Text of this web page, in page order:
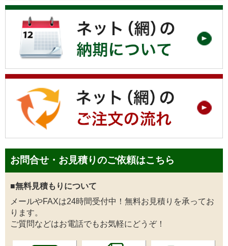
お問合せ・お見積りのご依頼はこちら
■無料見積もりについて
メールやFAXは24時間受付中！無料お見積りを承ってお
ります。
ご質問などはお電話でもお気軽にどうぞ！